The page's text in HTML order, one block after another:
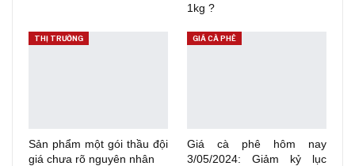
1kg ?
THỊ TRƯỜNG
Sản phẩm một gói thầu đội
giá chưa rõ nguyên nhân
GIÁ CÀ PHÊ
Giá cà phê hôm nay
3/05/2024: Giảm kỷ lục